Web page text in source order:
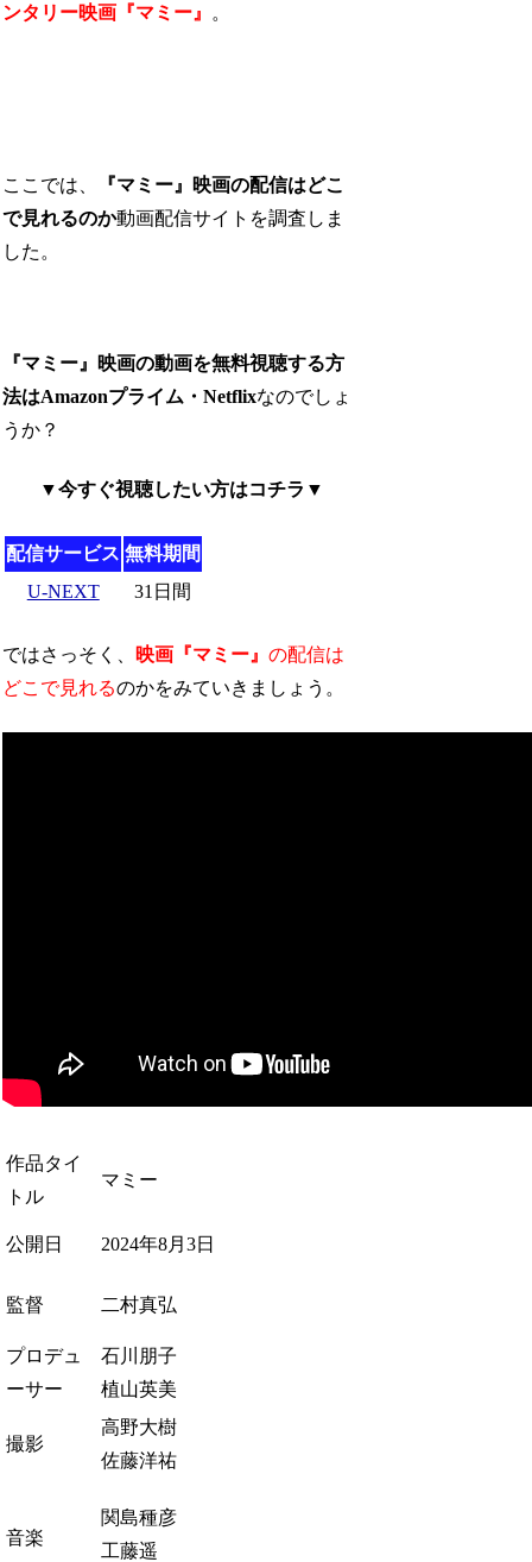
ンタリー映画『マミー』
。
ここでは、
『マミー』映画の配信はどこ
で見れるのか動画配信サイトを調査しま
した。
『マミー』映画の動画を無料視聴する方
法はAmazonプライム・Netflixなのでしょ
うか？
▼今すぐ視聴したい方はコチラ▼
配信サービス 無料期間
U-NEXT
31日間
ではさっそく、 映画『マミー』の配信は
どこで見れるのかをみていきましょう。
作品タイ
トル
マミー
公開日 2024年8月3日
監督 二村真弘
プロデュ
ーサー
石川朋子
植山英美
撮影
高野大樹
佐藤洋祐
音楽
関島種彦
工藤遥